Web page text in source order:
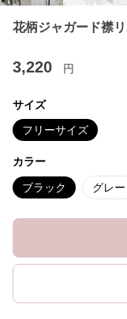
花柄ジャガード襟
3,220 円
サイズ
フリーサイズ
カラー
ブラック グレー